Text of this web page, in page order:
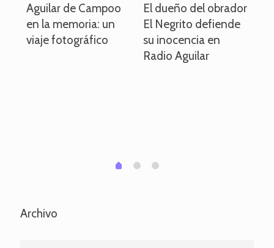
Aguilar de Campoo
en la memoria: un
viaje fotográfico
El dueño del obrador
El Negrito defiende
su inocencia en
Radio Aguilar
0 1 2
Archivo